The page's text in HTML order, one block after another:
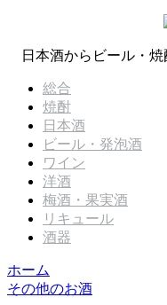
日本酒からビール・
総合
焼酎
日本酒
ビール・発泡酒
ワイン
洋酒
梅酒・果実酒
リキュール
酒器
ホーム
その他のお酒